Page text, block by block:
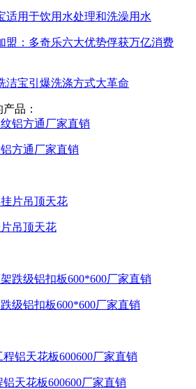
适用于饮用水处理和洗澡用水
盟：多奇乐六大优势俘获万亿消费
洁宝引爆洗涤方式大革命
产品：
方通厂家直销
吊顶天花
级铝扣板600*600厂家直销
天花板600600厂家直销